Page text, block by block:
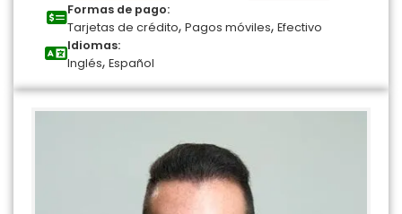
Formas de pago:
Tarjetas de crédito, Pagos móviles, Efectivo
Idiomas:
Inglés, Español